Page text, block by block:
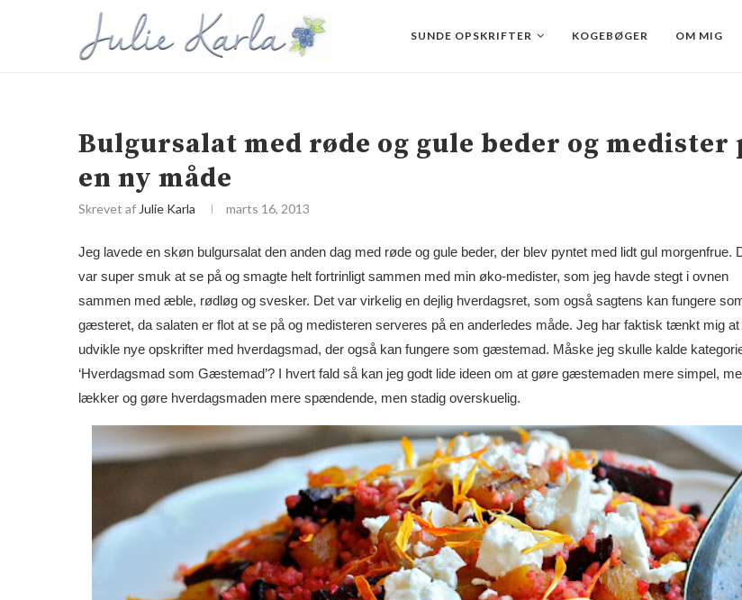
SUNDE OPSKRIFTER KOGEBØGER OM MIG
Bulgursalat med røde og gule beder og medister
en ny måde
Skrevet af Julie Karla marts 16, 2013
Jeg lavede en skøn bulgursalat den anden dag med røde og gule beder, der blev pyntet med lidt gul morgenfrue.
var super smuk at se på og smagte helt fortrinligt sammen med min øko-medister, som jeg havde stegt i ovnen
sammen med æble, rødløg og svesker. Det var virkelig en dejlig hverdagsret, som også sagtens kan fungere
gæsteret, da salaten er flot at se på og medisteren serveres på en anderledes måde. Jeg har faktisk tænkt mig at
udvikle nye opskrifter med hverdagsmad, der også kan fungere som gæstemad. Måske jeg skulle kalde
‘Hverdagsmad som Gæstemad’? I hvert fald så kan jeg godt lide ideen om at gøre gæstemaden mere simpel,
lækker og gøre hverdagsmaden mere spændende, men stadig overskuelig.